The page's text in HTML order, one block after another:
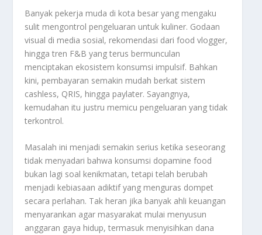
Banyak pekerja muda di kota besar yang mengaku
sulit mengontrol pengeluaran untuk kuliner. Godaan
visual di media sosial, rekomendasi dari food vlogger,
hingga tren F&B yang terus bermunculan
menciptakan ekosistem konsumsi impulsif. Bahkan
kini, pembayaran semakin mudah berkat sistem
cashless, QRIS, hingga paylater. Sayangnya,
kemudahan itu justru memicu pengeluaran yang tidak
terkontrol.
Masalah ini menjadi semakin serius ketika seseorang
tidak menyadari bahwa konsumsi dopamine food
bukan lagi soal kenikmatan, tetapi telah berubah
menjadi kebiasaan adiktif yang menguras dompet
secara perlahan. Tak heran jika banyak ahli keuangan
menyarankan agar masyarakat mulai menyusun
anggaran gaya hidup, termasuk menyisihkan dana